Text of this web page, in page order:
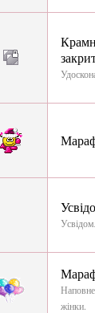
жінки.